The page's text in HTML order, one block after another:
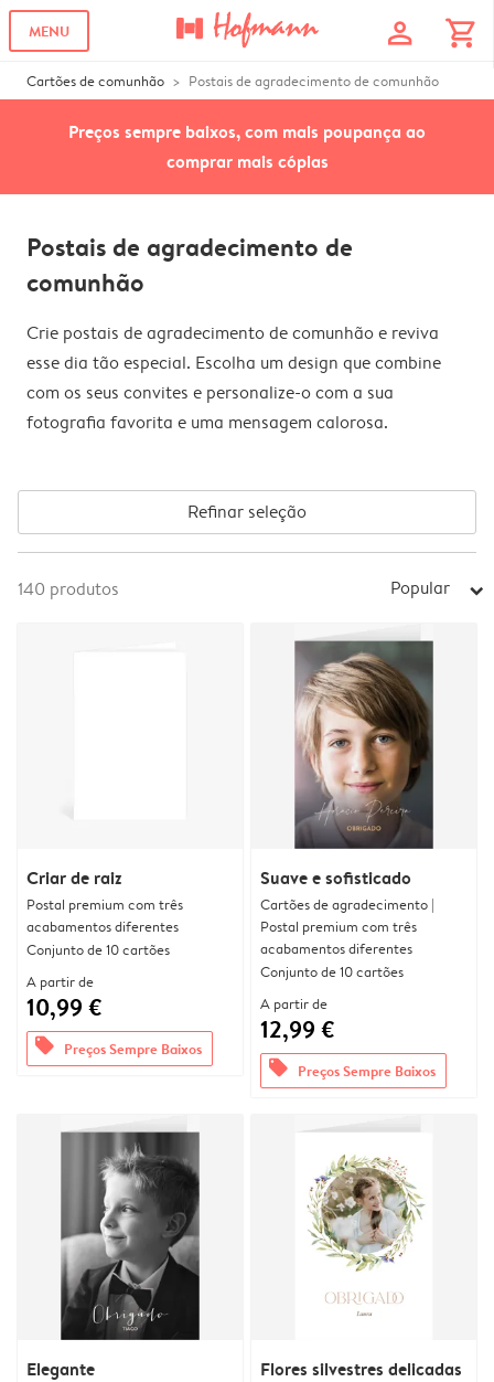
MENU profile shopping_cart
Cartões de comunhão Postais de agradecimento de comunhão
Preços sempre baixos, com mais poupança ao
comprar mais cópias
Postais de agradecimento de
comunhão
Crie postais de agradecimento de comunhão e reviva
esse dia tão especial. Escolha um design que combine
com os seus convites e personalize-o com a sua
fotografia favorita e uma mensagem calorosa.
Refinar seleção
140 produtos Popular arrow_right
Criar de raiz
Postal premium com três
acabamentos diferentes
Conjunto de 10 cartões
A partir de
10,99 €
offers Preços Sempre Baixos
Suave e sofisticado
Cartões de agradecimento |
Postal premium com três
acabamentos diferentes
Conjunto de 10 cartões
A partir de
12,99 €
offers Preços Sempre Baixos
Elegante Flores silvestres delicadas